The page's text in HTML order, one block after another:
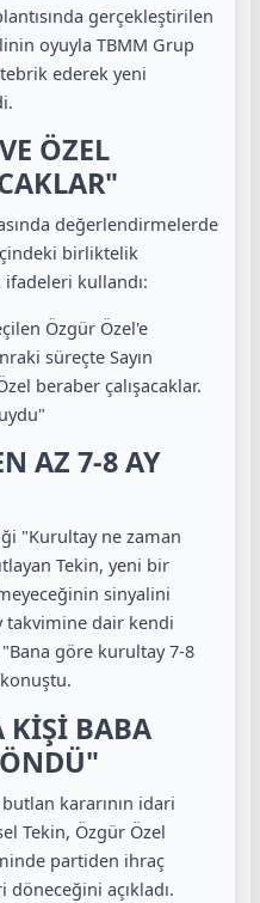
gerçekleştirilen
oyuyla TBMM Grup
ederek yeni
ÖZEL
değerlendirmelerde
birliktelik
kullandı:
Özgür Özel'e
süreçte Sayın
beraber çalışacaklar.
AZ 7-8 AY
"Kurultay ne zaman
Tekin, yeni bir
sinyalini
takvimine dair kendi
göre kurultay 7-8
KİŞİ BABA
kararının idari
Tekin, Özgür Özel
partiden ihraç
açıkladı.